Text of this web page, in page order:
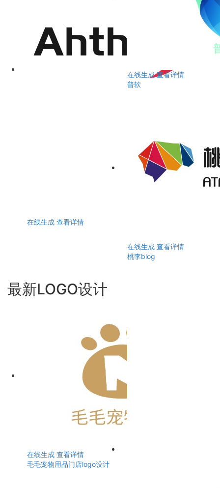
在线生成 查看详情
在线生成 查看详情
普软
在线生成 查看详情
桃李blog
最新LOGO设计
在线生成 查看详情
毛毛宠物用品门店logo设计